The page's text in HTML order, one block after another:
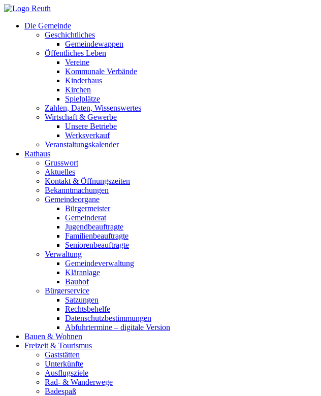
Zum
springenDie Gemeinde
Geschichtliches
Gemeindewappen
Öffentliches Leben
Vereine
Kommunale Verbände
Kinderhaus
Kirchen
Spielplätze
Zahlen, Daten, Wissenswertes
Wirtschaft & Gewerbe
Unsere Betriebe
Werksverkauf
Veranstaltungskalender
Rathaus
Grusswort
Aktuelles
Kontakt & Öffnungszeiten
Bekanntmachungen
Gemeindeorgane
Bürgermeister
Gemeinderat
Jugendbeauftragte
Familienbeauftragte
Seniorenbeauftragte
Verwaltung
Gemeindeverwaltung
Kläranlage
Bauhof
Bürgerservice
Satzungen
Rechtsbehelfe
Datenschutzbestimmungen
Abfuhrtermine – digitale Version
Bauen & Wohnen
Freizeit & Tourismus
Gaststätten
Unterkünfte
Ausflugsziele
Rad- & Wanderwege
Badespaß